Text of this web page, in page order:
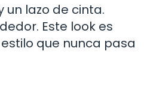
un lazo de cinta.
Este look es
que nunca pasa